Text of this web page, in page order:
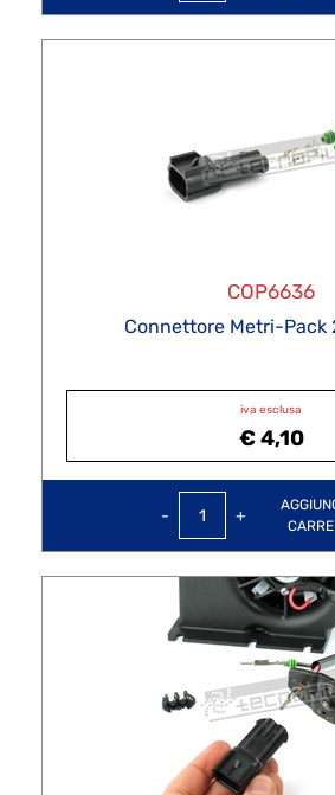
COP6636
Connettore Metri-Pack
iva esclusa
€ 4,10
Quantità